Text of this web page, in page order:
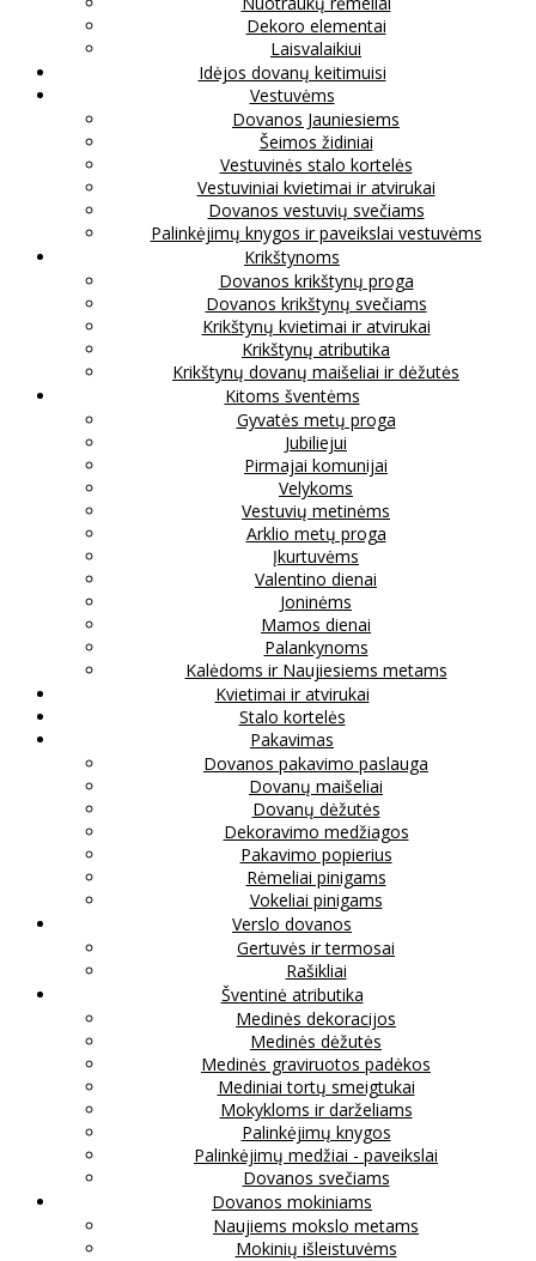
Dekoro elementai
Laisvalaikiui
Idėjos dovanų keitimuisi
Vestuvėms
Dovanos Jauniesiems
Šeimos židiniai
Vestuvinės stalo kortelės
Vestuviniai kvietimai ir atvirukai
Dovanos vestuvių svečiams
Palinkėjimų knygos ir paveikslai vestuvėms
Krikštynoms
Dovanos krikštynų proga
Dovanos krikštynų svečiams
Krikštynų kvietimai ir atvirukai
Krikštynų atributika
Krikštynų dovanų maišeliai ir dėžutės
Kitoms šventėms
Gyvatės metų proga
Jubiliejui
Pirmajai komunijai
Velykoms
Vestuvių metinėms
Arklio metų proga
Įkurtuvėms
Valentino dienai
Joninėms
Mamos dienai
Palankynoms
Kalėdoms ir Naujiesiems metams
Kvietimai ir atvirukai
Stalo kortelės
Pakavimas
Dovanos pakavimo paslauga
Dovanų maišeliai
Dovanų dėžutės
Dekoravimo medžiagos
Pakavimo popierius
Rėmeliai pinigams
Vokeliai pinigams
Verslo dovanos
Gertuvės ir termosai
Rašikliai
Šventinė atributika
Medinės dekoracijos
Medinės dėžutės
Medinės graviruotos padėkos
Mediniai tortų smeigtukai
Mokykloms ir darželiams
Palinkėjimų knygos
Palinkėjimų medžiai - paveikslai
Dovanos svečiams
Dovanos mokiniams
Naujiems mokslo metams
Mokinių išleistuvėms